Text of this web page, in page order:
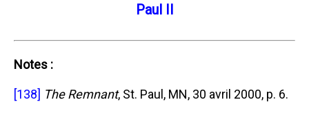
Paul II
Notes :
[138] The Remnant, St. Paul, MN, 30 avril 2000, p. 6.